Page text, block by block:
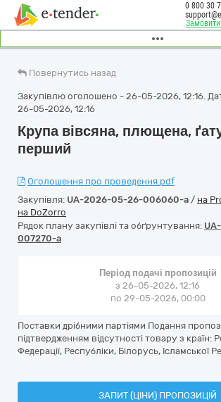
Замовити
0 800 30
Повернутись назад
Закупівлю оголошено - 26-05-2026, 12:16.
26-05-2026, 12:16
Крупа вівсяна, плющена,
перший
Оголошення про проведення.pdf
Закупівля: UA-2026-05-26-006060-a / на
на DoZorro
Рядок плану закупівлі та обґрунтування:
007270-a
Період подачі пропозицій
з 26-05-2026, 12:16
по 29-05-2026, 00:00
Поставки дрібними партіями Подання
підтвердженням відсутності товару з країн:
Федерації, Республіки, Білорусь, Ісламської
ЗАПИТ (ЦІНИ) ПРОПОЗИЦІЙ